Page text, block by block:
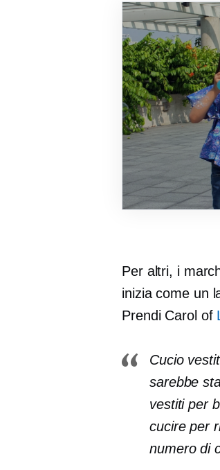
Per altri, i
inizia come un
Prendi Carol of
Cucio
sarebbe
vestiti per
cucire per
numero di